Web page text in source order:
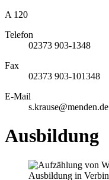
A 120
Telefon
02373 903-1348
Fax
02373 903-101348
E-Mail
s.krause@menden.de
Ausbildung